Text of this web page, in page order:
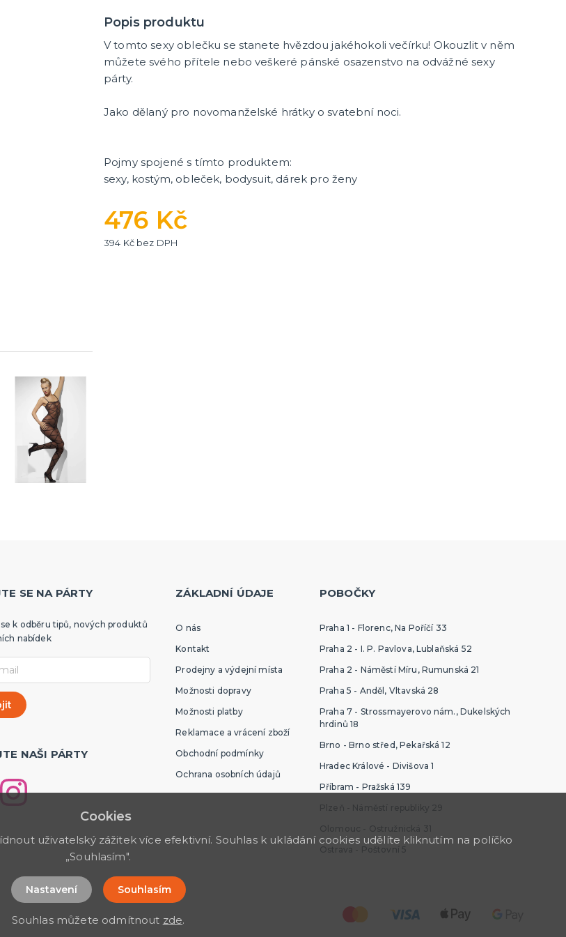
Popis produktu
V tomto sexy oblečku se stanete hvězdou jakéhokoli večírku! Okouzlit v něm
můžete svého přítele nebo veškeré pánské osazenstvo na odvážné sexy
párty.
Jako dělaný pro novomanželské hrátky o svatební noci.
Pojmy spojené s tímto produktem:
sexy, kostým, obleček, bodysuit, dárek pro ženy
476 Kč
394 Kč bez DPH
SE NA PÁRTY
k odběru tipů, nových produktů
nabídek
NAŠI PÁRTY
ZÁKLADNÍ ÚDAJE
O nás
Kontakt
Prodejny a výdejní místa
Možnosti dopravy
Možnosti platby
Reklamace a vrácení zboží
Obchodní podmínky
Ochrana osobních údajů
POBOČKY
Praha 1 - Florenc, Na Poříčí 33
Praha 2 - I. P. Pavlova, Lublaňská 52
Praha 2 - Náměstí Míru, Rumunská 21
Praha 5 - Anděl, Vltavská 28
Praha 7 - Strossmayerovo nám., Dukelských
hrdinů 18
Brno - Brno střed, Pekařská 12
Hradec Králové - Divišova 1
Příbram - Pražská 139
Plzeň - Náměstí republiky 29
Olomouc - Ostružnická 31
Ostrava - Poštovní 5
Cookies
uživatelský zážitek více efektivní. Souhlas k ukládání cookies udělíte kliknutím na políčko
„Souhlasím".
Nastavení Souhlasím
Souhlas můžete odmítnout zde.